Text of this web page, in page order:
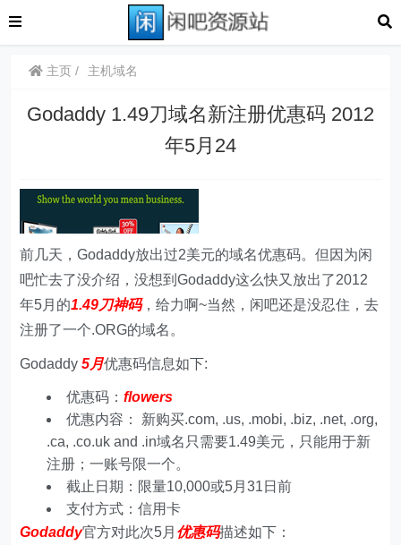
主页 主机域名
Godaddy 1.49刀域名新注册优惠码 2012
年5月24
前几天，Godaddy放出过2美元的域名优惠码。但因为闲
吧忙去了没介绍，没想到Godaddy这么快又放出了2012
年5月的1.49刀神码，给力啊~当然，闲吧还是没忍住，去
注册了一个.ORG的域名。
Godaddy5月优惠码信息如下:
优惠码：flowers
优惠内容： 新购买.com, .us, .mobi, .biz, .net, .org,
.ca, .co.uk and .in域名只需要1.49美元，只能用于新
注册；一账号限一个。
截止日期：限量10,000或5月31日前
支付方式：信用卡
Godaddy官方对此次5月 优惠码描述如下：